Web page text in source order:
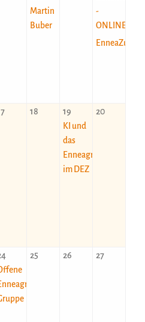
Martin
Buber
-
ONLINE
18 19
KI und
das
Enneagramm
im DEZ
20
25 26 27